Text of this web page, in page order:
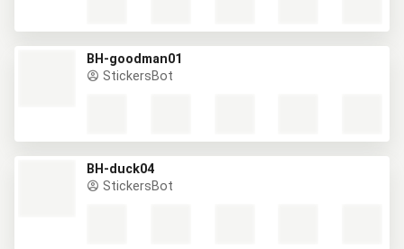
BH-goodman01
StickersBot
BH-duck04
StickersBot